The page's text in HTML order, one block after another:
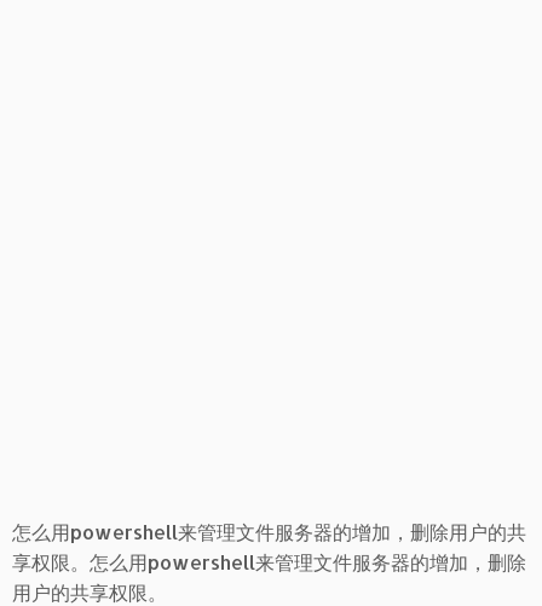
怎么用powershell来管理文件服务器的增加，删除用户的共
享权限。怎么用powershell来管理文件服务器的增加，删除
用户的共享权限。